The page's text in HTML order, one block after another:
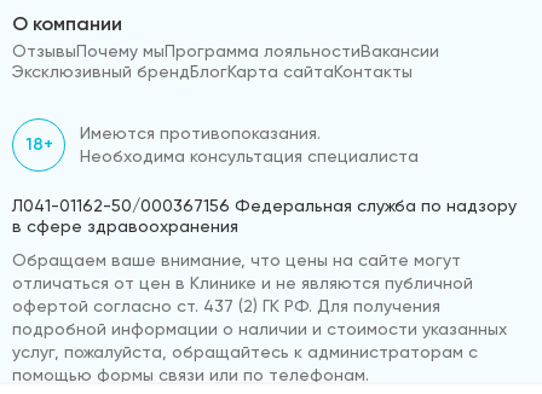
О компании
ОтзывыПочему мыПрограмма лояльностиВакансии
Эксклюзивный брендБлогКарта сайтаКонтакты
18+
Имеются противопоказания.
Необходима консультация специалиста
Л041-01162-50/000367156 Федеральная служба по надзору
в сфере здравоохранения
Обращаем ваше внимание, что цены на сайте могут
отличаться от цен в Клинике и не являются публичной
офертой согласно ст. 437 (2) ГК РФ. Для получения
подробной информации о наличии и стоимости указанных
услуг, пожалуйста, обращайтесь к администраторам с
помощью формы связи или по телефонам.